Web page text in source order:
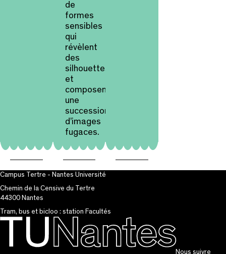
de
formes
sensibles
qui
révèlent
des
silhouettes
et
composent
une
succession
d’images
fugaces.
Campus Tertre - Nantes Université
Chemin de la Censive du Tertre
44300 Nantes
Tram, bus et bicloo : station Facultés
Nous suivre